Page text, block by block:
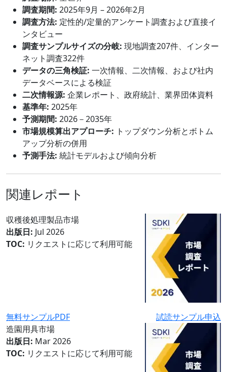
調査期間: 2025年9月 – 2026年2月
調査方法: 定性的/定量的アンケート調査および直接イ
ンタビュー
調査サンプルサイズの分岐: 現地調査207件、インター
ネット調査322件
データの三角検証: 一次情報、二次情報、および社内
データベースによる検証
二次情報源: 企業レポート、政府統計、業界団体資料
基準年: 2025年
予測期間: 2026－2035年
市場規模算出アプローチ: トップダウン分析とボトム
アップ分析の併用
予測手法: 統計モデルおよび傾向分析
関連レポート
収穫後処理製品市場
出版日: Jul 2026
TOC: リクエストに応じて利用可能
無料サンプルPDF
試読サンプル申込
造園用具市場
出版日: Mar 2026
TOC: リクエストに応じて利用可能